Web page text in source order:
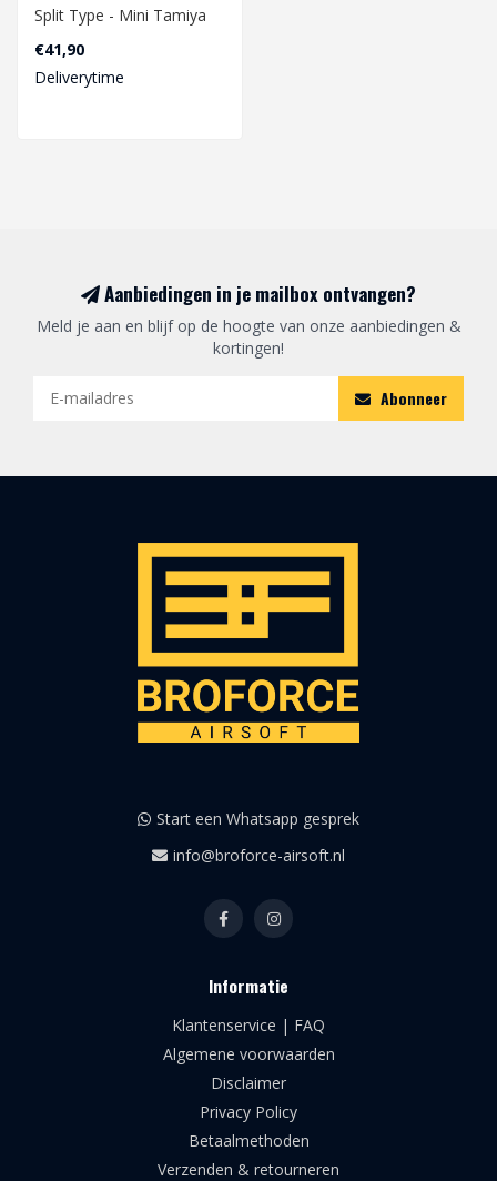
Split Type - Mini Tamiya
Voltage: 11.1 Volt
Capacity:..
€41,90
Deliverytime
Aanbiedingen in je mailbox ontvangen?
Meld je aan en blijf op de hoogte van onze aanbiedingen &
kortingen!
Abonneer
Start een Whatsapp gesprek
info@broforce-airsoft.nl
Informatie
Klantenservice | FAQ
Algemene voorwaarden
Disclaimer
Privacy Policy
Betaalmethoden
Verzenden & retourneren